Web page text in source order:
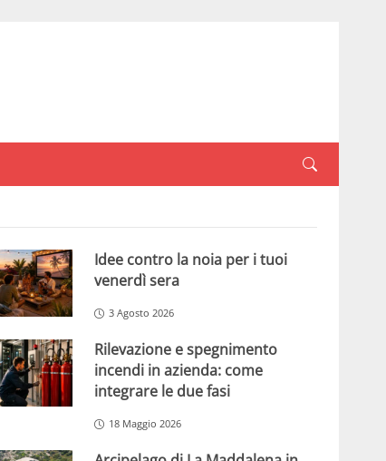
Idee contro la noia per i tuoi
venerdì sera
3 Agosto 2026
Rilevazione e spegnimento
incendi in azienda: come
integrare le due fasi
18 Maggio 2026